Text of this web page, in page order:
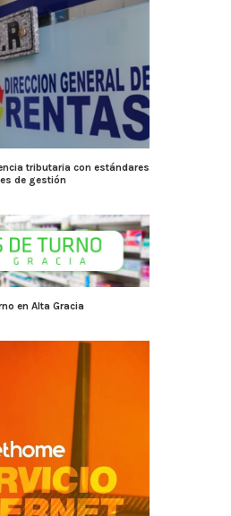
tributaria con estándares
de gestión
en Alta Gracia